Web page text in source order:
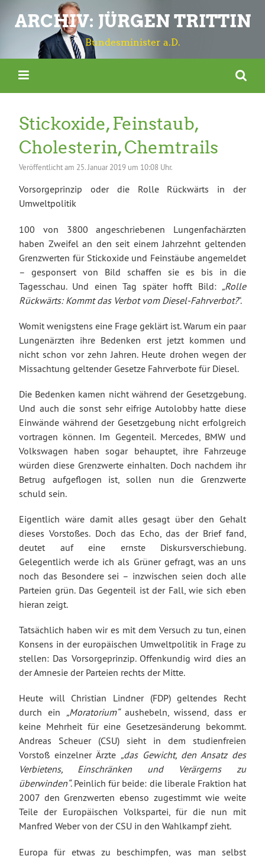
ARCHIV: JÜRGEN TRITTIN
Bundesminister a.D.
Stickoxide, Feinstaub,
Cholesterin, Chemtrails
Veröffentlicht am 25. Januar 2019 um 10:08 Uhr.
Vorsorgeprinzip oder die Rolle Rückwärts in der
Umweltpolitik
100 von 3800 angeschriebenen Lungenfachärzten
haben Zweifel an den seit einem Jahrzehnt geltenden
Grenzwerten für Stickoxide und Feinstäube angemeldet
– gesponsert von Bild schaffen sie es bis in die
Tagesschau. Und einen Tag später hofft Bild: „Rolle
Rückwärts: Kommt das Verbot vom Diesel-Fahrverbot?“.
Womit wenigstens eine Frage geklärt ist. Warum ein paar
Lungenärzten ihre Bedenken erst jetzt kommen und
nicht schon vor zehn Jahren. Heute drohen wegen der
Missachtung geltender Gesetze Fahrverbote für Diesel.
Die Bedenken kamen nicht während der Gesetzgebung.
Und auch die sonst sehr eifrige Autolobby hatte diese
Einwände während der Gesetzgebung nicht erfolgreich
vortragen können. Im Gegenteil. Mercedes, BMW und
Volkswagen haben sogar behauptet, ihre Fahrzeuge
würden diese Grenzwerte einhalten. Doch nachdem ihr
Betrug aufgeflogen ist, sollen nun die Grenzwerte
schuld sein.
Eigentlich wäre damit alles gesagt über den Gehalt
dieses Vorstoßes. Doch das Echo, das der Brief fand,
deutet auf eine ernste Diskursverschiebung.
Gelegentlich werde ich als Grüner gefragt, was an uns
noch das Besondere sei – inzwischen seien doch alle
Parteien grün. Das Gegenteil ist der Fall, wie sich eben
hieran zeigt.
Tatsächlich haben wir es mit dem Versuch zu tun, einen
Konsens in der europäischen Umweltpolitik in Frage zu
stellen: Das Vorsorgeprinzip. Offenkundig wird dies an
der Amnesie der Parteien rechts der Mitte.
Heute will Christian Lindner (FDP) geltendes Recht
durch ein „Moratorium“ aushebeln, wissend, dass er
keine Mehrheit für eine Gesetzesänderung bekommt.
Andreas Scheuer (CSU) sieht in dem studienfreien
Vorstoß einzelner Ärzte „das Gewicht, den Ansatz des
Verbietens, Einschränken und Verärgerns zu
überwinden“. Peinlich für beide: die liberale Fraktion hat
2007 den Grenzwerten ebenso zugestimmt wie weite
Teile der Europäischen Volkspartei, für die nun mit
Manfred Weber von der CSU in den Wahlkampf zieht.
Europa für etwas zu beschimpfen, was man selbst